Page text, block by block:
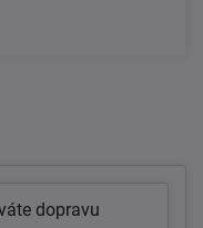
dopravu